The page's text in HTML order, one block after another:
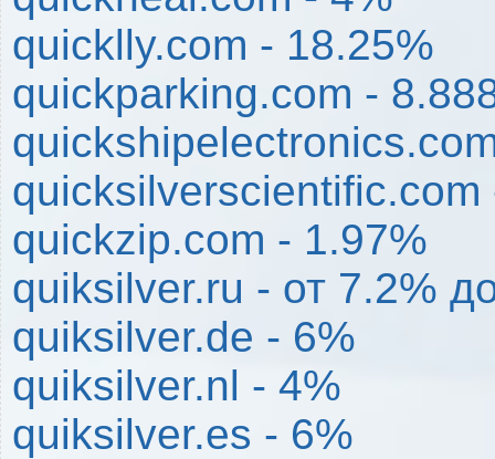
quicklly.com - 18.25%
quickparking.com -
quicksilverscientific.com
quickzip.com - 1.97%
quiksilver.ru - от 7.2%
quiksilver.de - 6%
quiksilver.nl - 4%
quiksilver.es - 6%